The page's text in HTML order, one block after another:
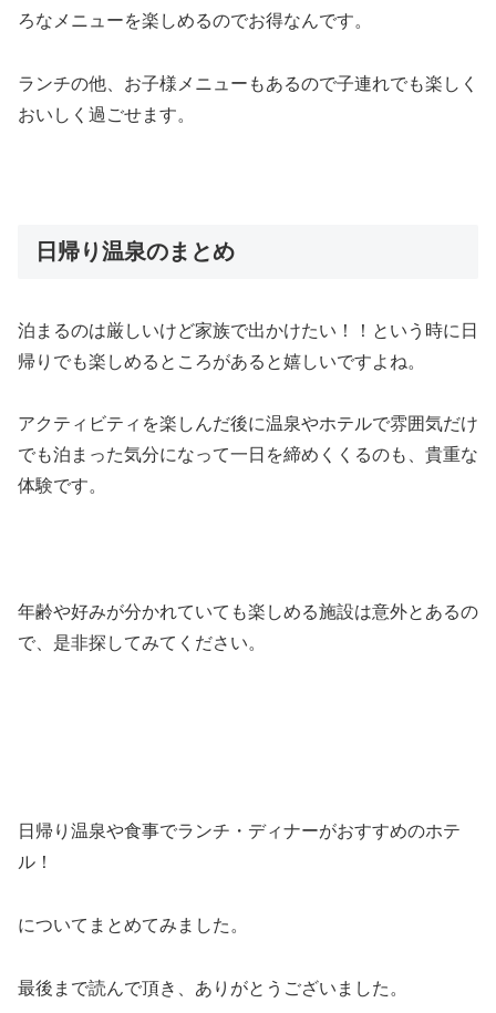
ろなメニューを楽しめるのでお得なんです。
ランチの他、お子様メニューもあるので子連れでも楽しく
おいしく過ごせます。
日帰り温泉のまとめ
泊まるのは厳しいけど家族で出かけたい！！という時に日
帰りでも楽しめるところがあると嬉しいですよね。
アクティビティを楽しんだ後に温泉やホテルで雰囲気だけ
でも泊まった気分になって一日を締めくくるのも、貴重な
体験です。
年齢や好みが分かれていても楽しめる施設は意外とあるの
で、是非探してみてください。
日帰り温泉や食事でランチ・ディナーがおすすめのホテ
ル！
についてまとめてみました。
最後まで読んで頂き、ありがとうございました。